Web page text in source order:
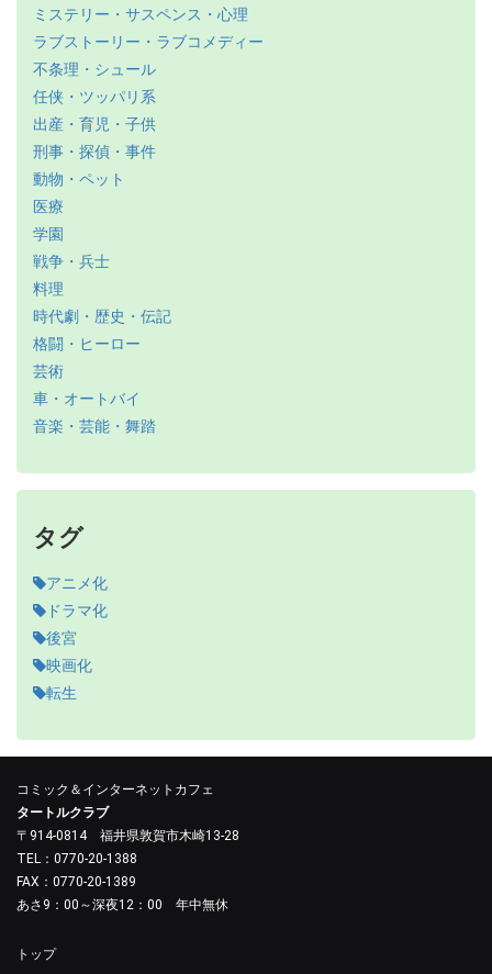
ミステリー・サスペンス・心理
ラブストーリー・ラブコメディー
不条理・シュール
任侠・ツッパリ系
出産・育児・子供
刑事・探偵・事件
動物・ペット
医療
学園
戦争・兵士
料理
時代劇・歴史・伝記
格闘・ヒーロー
芸術
車・オートバイ
音楽・芸能・舞踏
タグ
アニメ化
ドラマ化
後宮
映画化
転生
コミック＆インターネットカフェ
タートルクラブ
〒914-0814 福井県敦賀市木崎13-28
TEL：0770-20-1388
FAX：0770-20-1389
あさ9：00～深夜12：00 年中無休
トップ